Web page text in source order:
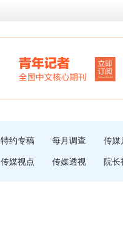
特约专稿 每月调查 传媒
传媒视点 传媒透视 院长